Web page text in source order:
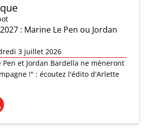
: Marine Le Pen ou Jordan
3 juillet 2026
Pen et Jordan Bardella ne mèneront
!" : écoutez l'édito d'Arlette